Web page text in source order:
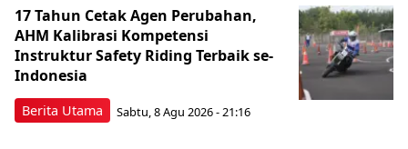
Berita Utama
17 Tahun Cetak Agen Perubahan,
AHM Kalibrasi Kompetensi
Instruktur Safety Riding Terbaik se-
Indonesia
Sabtu, 8 Agu 2026 - 21:16